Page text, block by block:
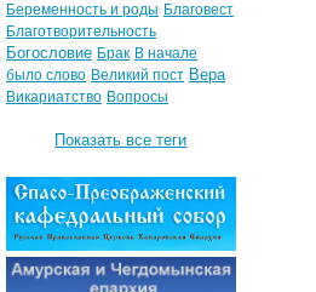
Беременность и роды Благовест
Благотворительность
Богословие Брак В начале
было слово Великий пост Вера
Викариатство Вопросы
Показать все теги